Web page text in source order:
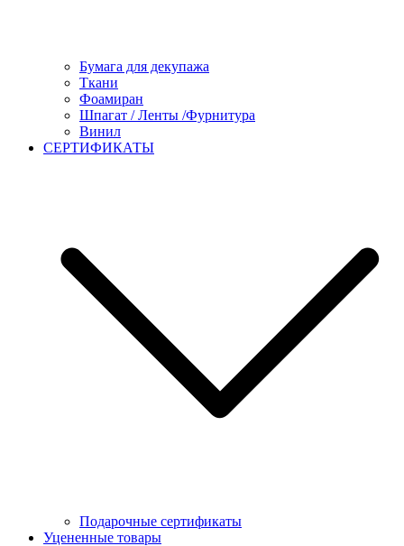
Бумага для декупажа
Ткани
Фоамиран
Шпагат / Ленты /Фурнитура
Винил
СЕРТИФИКАТЫ
Подарочные сертификаты
Уцененные товары